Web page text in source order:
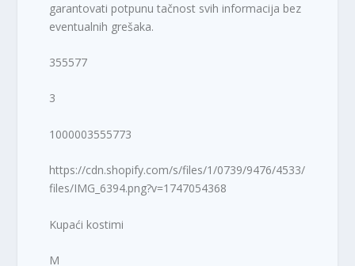
garantovati potpunu tačnost svih informacija bez
eventualnih grešaka.
355577
3
1000003555773
https://cdn.shopify.com/s/files/1/0739/9476/4533/
files/IMG_6394.png?v=1747054368
Kupaći kostimi
M